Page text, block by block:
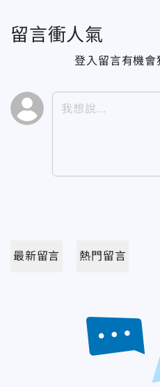
留言衝人氣
登入留言有機會
最新留言 熱門留言